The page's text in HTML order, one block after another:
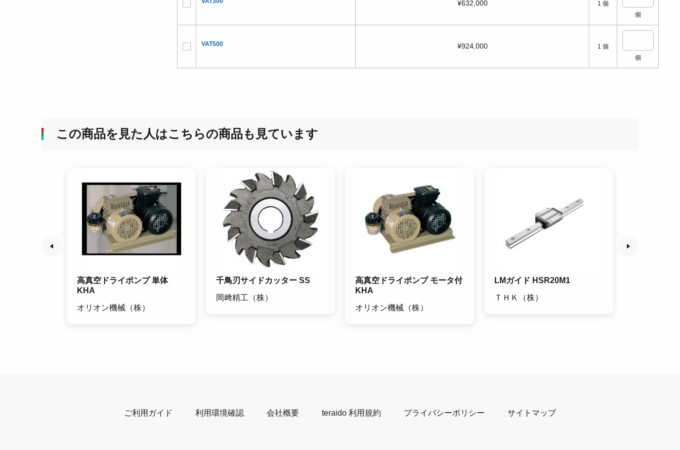
¥632,000 1 個
個
VAT500 ¥924,000 1 個
個
この商品を見た人はこちらの商品も見ています
高真空ドライポンプ 単体
KHA
オリオン機械（株）
千鳥刃サイドカッター SS
岡﨑精工（株）
高真空ドライポンプ モータ付
KHA
オリオン機械（株）
LMガイド HSR20M1
ＴＨＫ（株）
ご利用ガイド 利用環境確認 会社概要 teraido 利用規約 プライバシーポリシー サイトマップ